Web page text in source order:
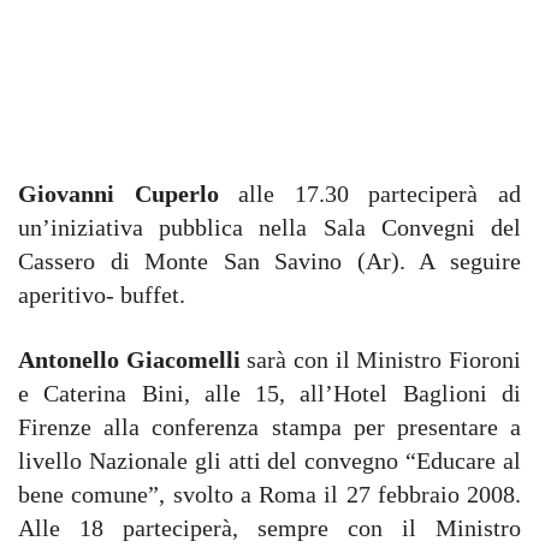
Giovanni Cuperloalle 17.30 parteciperà ad
un’iniziativa pubblica nella Sala Convegni del
Cassero di Monte San Savino (Ar). A seguire
aperitivo- buffet.
Antonello Giacomelli sarà con il Ministro Fioroni
e Caterina Bini, alle 15, all’Hotel Baglioni di
Firenze alla conferenza stampa per presentare a
livello Nazionale gli atti del convegno “Educare al
bene comune”, svolto a Roma il 27 febbraio 2008.
Alle 18 parteciperà, sempre con il Ministro